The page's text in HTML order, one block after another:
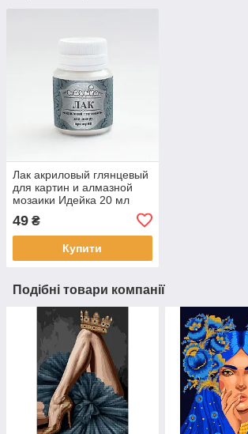
Лак акриловый глянцевый
для картин и алмазной
мозаики Идейка 20 мл
49 ₴
Купити
Подібні товари компанії